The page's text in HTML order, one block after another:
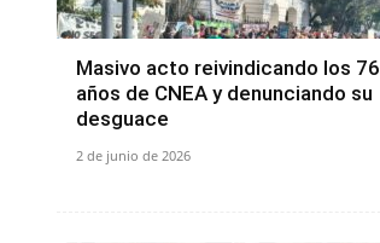
Masivo acto reivindicando los 76
años de CNEA y denunciando su
desguace
2 de junio de 2026